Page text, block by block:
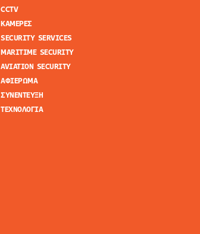
CCTV
ΚΑΜΕΡΕΣ
SECURITY SERVICES
MARITIME SECURITY
AVIATION SECURITY
ΑΦΙΕΡΩΜΑ
ΣΥΝΕΝΤΕΥΞΗ
ΤΕΧΝΟΛΟΓΙΑ